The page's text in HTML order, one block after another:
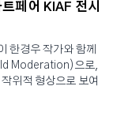
페어 KIAF 전시
한경우 작가와 함께
Moderation)으로,
위적 형상으로 보여